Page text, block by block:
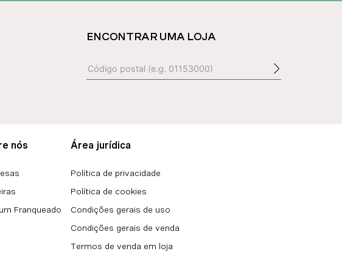
ENCONTRAR UMA LOJA
nós
Franqueado
Área jurídica
Política de privacidade
Política de cookies
Condições gerais de uso
Condições gerais de venda
Termos de venda em loja